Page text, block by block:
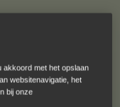
akkoord met het opslaan
websitenavigatie, het
bij onze